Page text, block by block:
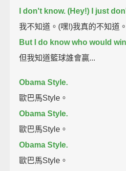
I don't know. (Hey!) I just
我不知道。(嘿!)我真的不知道
But I do know who would
但我知道籃球誰會贏...
Obama Style.
歐巴馬Style。
Obama Style.
歐巴馬Style。
Obama Style.
歐巴馬Style。